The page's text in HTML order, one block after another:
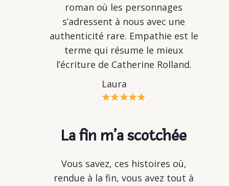
roman où les personnages
s’adressent à nous avec une
authenticité rare. Empathie est le
terme qui résume le mieux
l’écriture de Catherine Rolland.
Laura
La fin m’a scotchée
Vous savez, ces histoires où,
rendue à la fin, vous avez tout à